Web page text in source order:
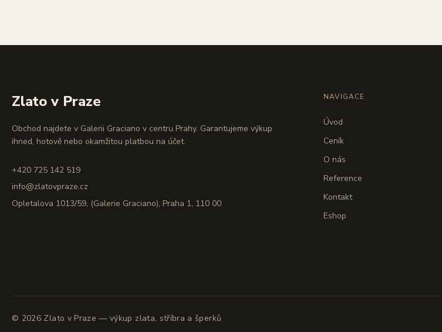
Zlato v Praze
Obchod najdete v Galerii Graciano v centru Prahy. Garantujeme výkup
ihned, hotově nebo okamžitou platbou na účet.
+420 725 142 519
info@zlatovpraze.cz
Opletalova 1013/59, (Galerie Graciano), Praha 1, 110 00
NAVIGACE
Úvod
Ceník
O nás
Reference
Kontakt
Eshop
© 2026 Zlato v Praze — výkup zlata, stříbra a šperků